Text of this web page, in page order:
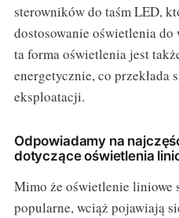
sterowników do taśm LED,
dostosowanie oświetlenia do
ta forma oświetlenia jest
energetycznie, co przekłada
eksploatacji.
Odpowiadamy na
dotyczące oświetlenia
Mimo że oświetlenie liniowe
popularne, wciąż pojawiają